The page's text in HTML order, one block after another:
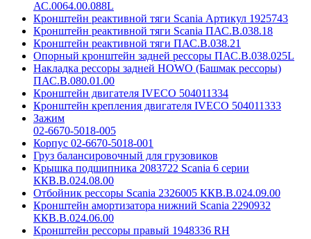
АС.0064.00.088L
Кронштейн реактивной тяги Scania Артикул 1925743
Кронштейн реактивной тяги Scania ПАС.В.038.18
Кронштейн реактивной тяги ПАС.В.038.21
Опорный кронштейн задней рессоры ПАС.В.038.025L
Накладка рессоры задней HOWO (Башмак рессоры)
ПАС.В.080.01.00
Кронштейн двигателя IVECO 504011334
Кронштейн крепления двигателя IVECO 504011333
Зажим
02-6670-5018-005
Корпус 02-6670-5018-001
Груз балансировочный для грузовиков
Крышка подшипника 2083722 Scania 6 серии
ККВ.В.024.08.00
Отбойник рессоры Scania 2326005 ККВ.В.024.09.00
Кронштейн амортизатора нижний Scania 2290932
ККВ.В.024.06.00
Кронштейн рессоры правый 1948336 RH